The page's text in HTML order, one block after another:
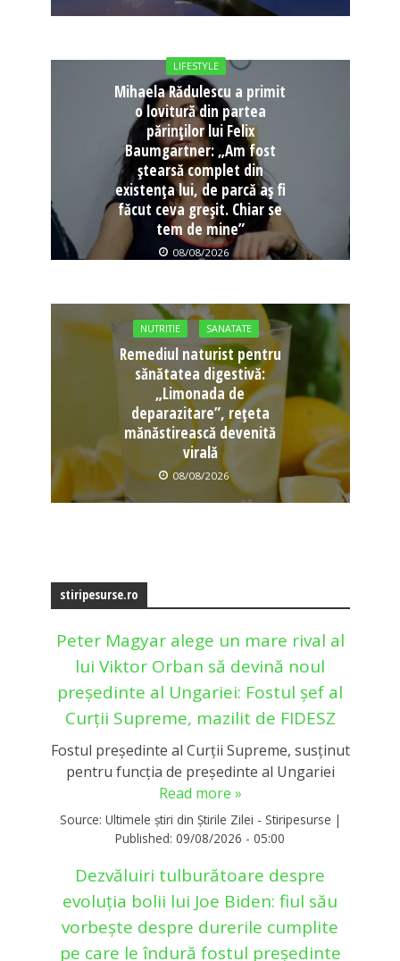
LIFESTYLE
Mihaela Rădulescu a primit
o lovitură din partea
părinților lui Felix
Baumgartner: „Am fost
ștearsă complet din
existența lui, de parcă aș fi
făcut ceva greșit. Chiar se
tem de mine”
08/08/2026
NUTRITIE SANATATE
Remediul naturist pentru
sănătatea digestivă:
„Limonada de
deparazitare”, rețeta
mănăstirească devenită
virală
08/08/2026
stiripesurse.ro
Peter Magyar alege un mare rival al
lui Viktor Orban să devină noul
președinte al Ungariei: Fostul șef al
Curții Supreme, mazilit de FIDESZ
Fostul președinte al Curții Supreme, susținut
pentru funcția de președinte al Ungariei
Read more »
Source: Ultimele știri din Știrile Zilei - Stiripesurse |
Published: 09/08/2026 - 05:00
Dezvăluiri tulburătoare despre
evoluția bolii lui Joe Biden: fiul său
vorbește despre durerile cumplite
pe care le îndură fostul președinte